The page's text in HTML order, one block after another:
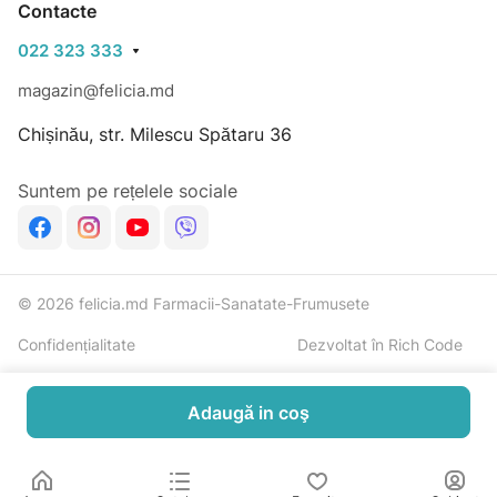
supliment.
Contacte
022 323 333
magazin@felicia.md
Chișinău, str. Milescu Spătaru 36
Suntem pe rețelele sociale
© 2026 felicia.md Farmacii-Sanatate-Frumusete
Confidențialitate Dezvoltat în Rich Code
Adaugă in coş